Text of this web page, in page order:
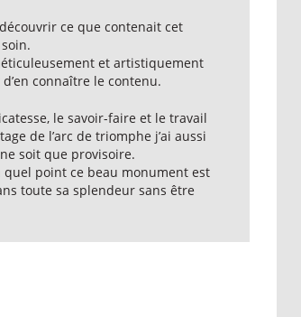
ce que contenait cet
et artistiquement
connaître le contenu.
le savoir-faire et le travail
de l’arc de triomphe j’ai aussi
soit que provisoire.
quel point ce beau monument est
toute sa splendeur sans être